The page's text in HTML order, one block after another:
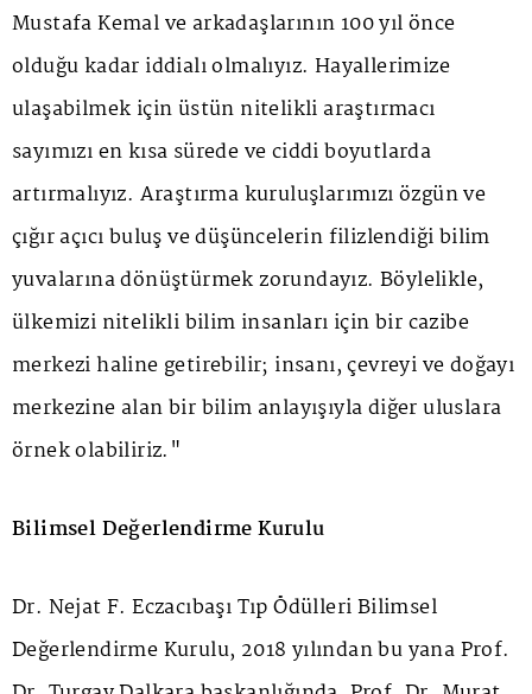
Mustafa Kemal ve arkadaşlarının 100 yıl önce
olduğu kadar iddialı olmalıyız. Hayallerimize
ulaşabilmek için üstün nitelikli araştırmacı
sayımızı en kısa sürede ve ciddi boyutlarda
artırmalıyız. Araştırma kuruluşlarımızı özgün ve
çığır açıcı buluş ve düşüncelerin filizlendiği bilim
yuvalarına dönüştürmek zorundayız. Böylelikle,
ülkemizi nitelikli bilim insanları için bir cazibe
merkezi haline getirebilir; insanı, çevreyi ve doğayı
merkezine alan bir bilim anlayışıyla diğer uluslara
örnek olabiliriz."
Bilimsel Değerlendirme Kurulu
Dr. Nejat F. Eczacıbaşı Tıp Ödülleri Bilimsel
Değerlendirme Kurulu, 2018 yılından bu yana Prof.